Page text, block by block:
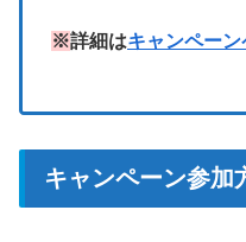
※詳細はキャンペーン
キャンペーン参加